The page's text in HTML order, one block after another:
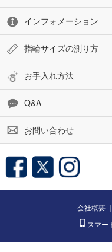
インフォメーション
指輪サイズの測り方
お手入れ方法
Q&A
お問い合わせ
会社概要 ｜
スマー